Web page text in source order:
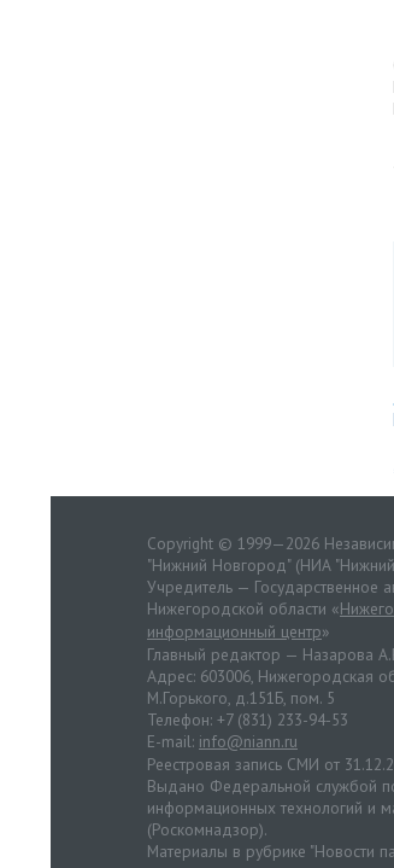
Copyright © 1999—2026
"Нижний Новгород" (НИА
Учредитель — Государственное
Нижегородской области «
информационный центр»
Главный редактор — Назарова
Адрес: 603006, Нижегородская
М.Горького, д.151Б, пом. 5
Телефон: +7 (831) 233-94-53
E-mail: info@niann.ru
Реестровая запись СМИ от
Выдано Федеральной службой
информационных технологий и
(Роскомнадзор).
Материалы в рубрике "Новости